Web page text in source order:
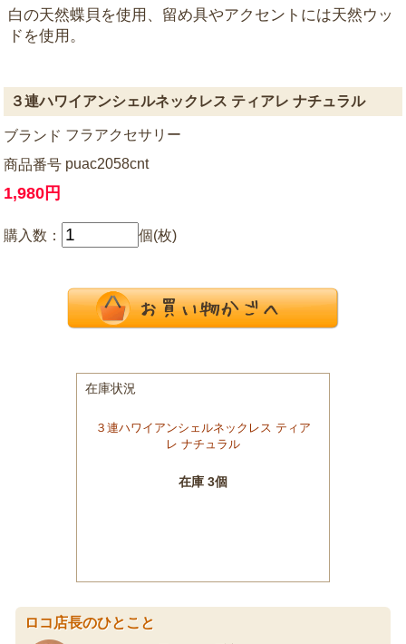
白の天然蝶貝を使用、留め具やアクセントには天然ウッ
ドを使用。
３連ハワイアンシェルネックレス ティアレ ナチュラル
ブランド フラアクセサリー
商品番号 puac2058cnt
1,980円
購入数： 個(枚)
ロコ店長のひとこと